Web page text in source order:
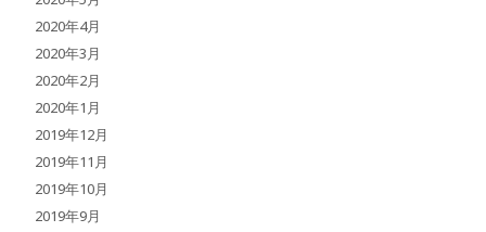
2020年4月
2020年3月
2020年2月
2020年1月
2019年12月
2019年11月
2019年10月
2019年9月